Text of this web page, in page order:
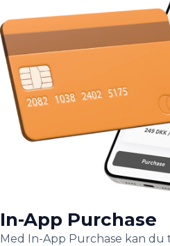
In-App Purchase
Med In-App Purchase kan